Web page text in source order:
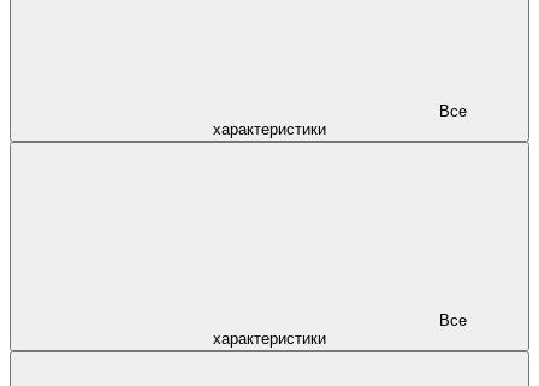
характеристики
характеристики